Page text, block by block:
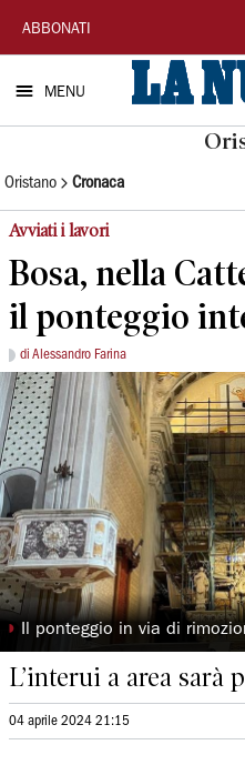
La
Nuova
Sardegna
ABBONATI
MENU
Oristano Cronaca
Avviati i lavori
Bosa, nella
il ponteggio
di Alessandro Farina
◗ Il ponteggio in via di
L’interui a area sarà
04 aprile 2024 21:15